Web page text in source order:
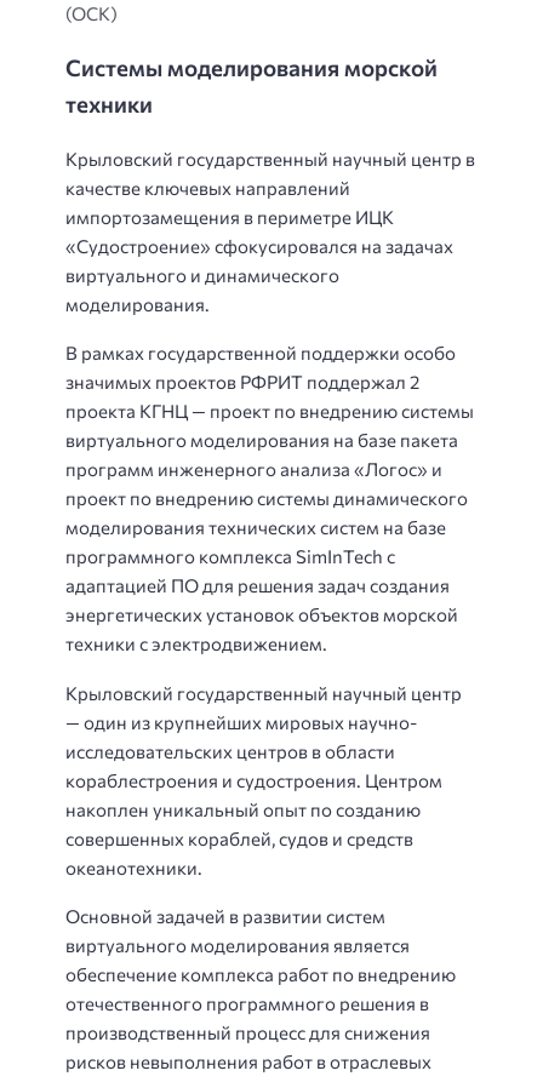
(ОСК)
Системы моделирования морской
техники
Крыловский государственный научный центр в
качестве ключевых направлений
импортозамещения в периметре ИЦК
«Судостроение» сфокусировался на задачах
виртуального и динамического
моделирования.
В рамках государственной поддержки особо
значимых проектов РФРИТ поддержал 2
проекта КГНЦ — проект по внедрению системы
виртуального моделирования на базе пакета
программ инженерного анализа «Логос» и
проект по внедрению системы динамического
моделирования технических систем на базе
программного комплекса SimInTech с
адаптацией ПО для решения задач создания
энергетических установок объектов морской
техники с электродвижением.
Крыловский государственный научный центр
— один из крупнейших мировых научно-
исследовательских центров в области
кораблестроения и судостроения. Центром
накоплен уникальный опыт по созданию
совершенных кораблей, судов и средств
океанотехники.
Основной задачей в развитии систем
виртуального моделирования является
обеспечение комплекса работ по внедрению
отечественного программного решения в
производственный процесс для снижения
рисков невыполнения работ в отраслевых